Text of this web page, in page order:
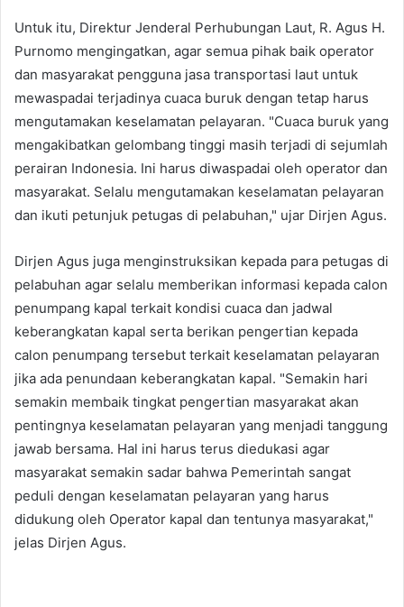
Untuk itu, Direktur Jenderal Perhubungan Laut, R. Agus H.
Purnomo mengingatkan, agar semua pihak baik operator
dan masyarakat pengguna jasa transportasi laut untuk
mewaspadai terjadinya cuaca buruk dengan tetap harus
mengutamakan keselamatan pelayaran. "Cuaca buruk yang
mengakibatkan gelombang tinggi masih terjadi di sejumlah
perairan Indonesia. Ini harus diwaspadai oleh operator dan
masyarakat. Selalu mengutamakan keselamatan pelayaran
dan ikuti petunjuk petugas di pelabuhan," ujar Dirjen Agus.
Dirjen Agus juga menginstruksikan kepada para petugas di
pelabuhan agar selalu memberikan informasi kepada calon
penumpang kapal terkait kondisi cuaca dan jadwal
keberangkatan kapal serta berikan pengertian kepada
calon penumpang tersebut terkait keselamatan pelayaran
jika ada penundaan keberangkatan kapal. "Semakin hari
semakin membaik tingkat pengertian masyarakat akan
pentingnya keselamatan pelayaran yang menjadi tanggung
jawab bersama. Hal ini harus terus diedukasi agar
masyarakat semakin sadar bahwa Pemerintah sangat
peduli dengan keselamatan pelayaran yang harus
didukung oleh Operator kapal dan tentunya masyarakat,"
jelas Dirjen Agus.